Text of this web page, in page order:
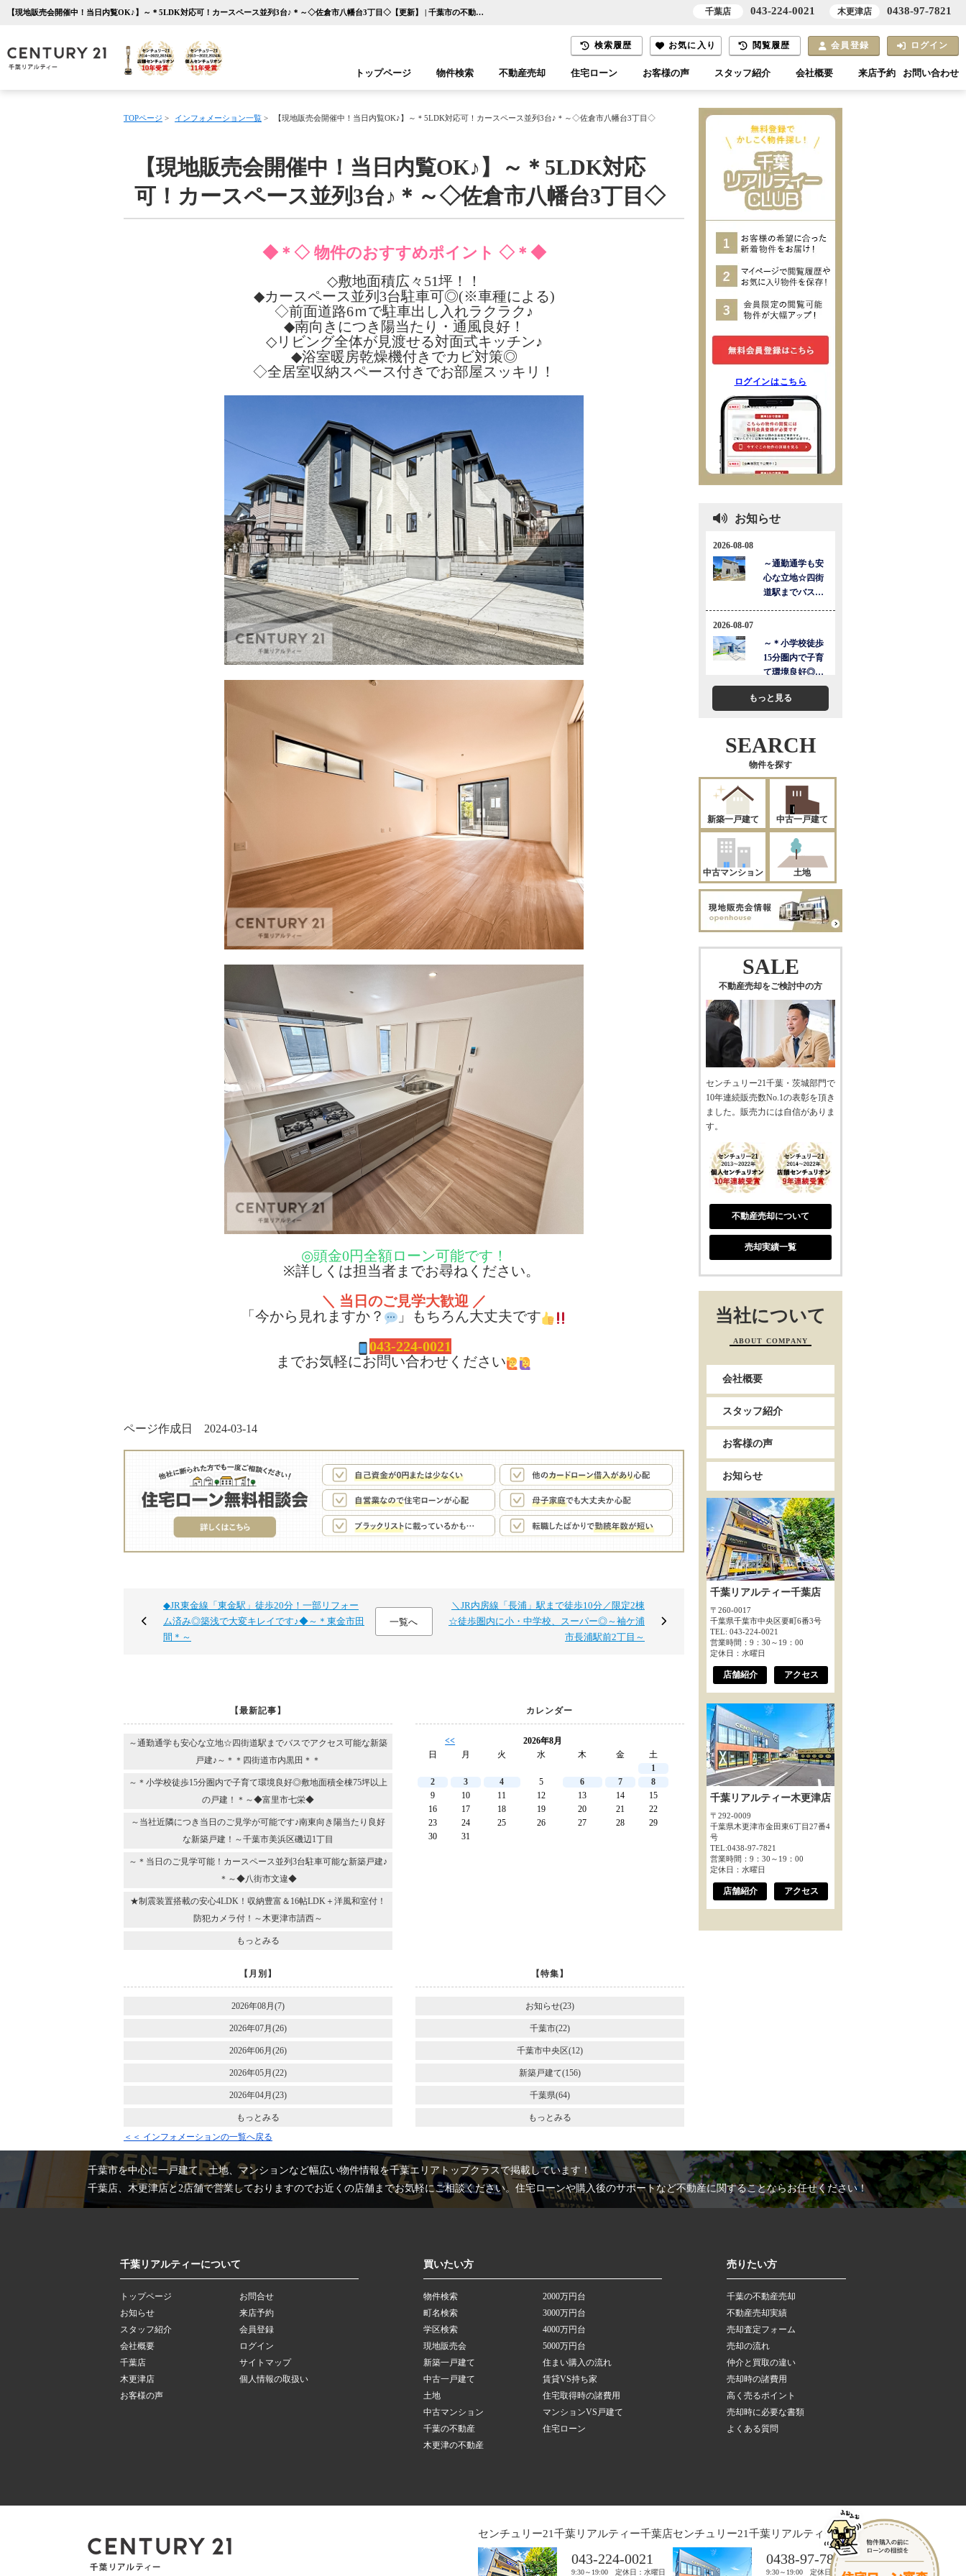
【現地販売会開催中！当日内覧OK♪】～＊5LDK対応可！カースペース並列3台♪＊～◇佐倉市八幡台3丁目◇【更新】 | 千葉市の不動産ならセンチュリー21千葉リアルティー
検索履歴 お気に入り 閲覧履歴 会員登録 ログイン
トップページ 物件検索
千葉エリア 木更津エリア
不動産売却 住宅ローン お客様の声 スタッフ紹介 会社概要 来店予約 お問い合わせ
TOPページ > インフォメーション一覧 > 【現地販売会開催中！当日内覧OK♪】～＊5LDK対応可！カースペース並列3台♪＊～◇佐倉市八幡台3丁目◇
【現地販売会開催中！当日内覧OK♪】～＊5LDK対応
可！カースペース並列3台♪＊～◇佐倉市八幡台3丁目◇
◆＊◇ 物件のおすすめポイント ◇＊◆
◇敷地面積広々51坪！！
◆カースペース並列3台駐車可◎(※車種による)
◇前面道路6ｍで駐車出し入れラクラク♪
◆南向きにつき陽当たり・通風良好！
◇リビング全体が見渡せる対面式キッチン♪
◆浴室暖房乾燥機付きでカビ対策◎
◇全居室収納スペース付きでお部屋スッキリ！
◎頭金0円全額ローン可能です！
※詳しくは担当者までお尋ねください。
＼ 当日のご見学大歓迎 ／
「今から見れますか？
」もちろん大丈夫です
043-224-0021
までお気軽にお問い合わせください
ページ作成日 2024-03-14
◆JR東金線「東金駅」徒歩20分！一部リフォー
ム済み◎築浅で大変キレイです♪◆～＊東金市田
間＊～
一覧へ
＼JR内房線「長浦」駅まで徒歩10分／限定2棟
☆徒歩圏内に小・中学校、スーパー◎～袖ケ浦
市長浦駅前2丁目～
【最新記事】
～通勤通学も安心な立地☆四街道駅までバスでアクセス可能な新築
戸建♪～＊＊四街道市内黒田＊＊
～＊小学校徒歩15分圏内で子育て環境良好◎敷地面積全棟75坪以上
の戸建！＊～◆富里市七栄◆
～当社近隣につき当日のご見学が可能です♪南東向き陽当たり良好
な新築戸建！～千葉市美浜区磯辺1丁目
～＊当日のご見学可能！カースペース並列3台駐車可能な新築戸建♪
＊～◆八街市文違◆
★制震装置搭載の安心4LDK！収納豊富＆16帖LDK＋洋風和室付！
防犯カメラ付！～木更津市請西～
もっとみる
カレンダー
<<
2026年8月
日
月 火 水 木 金
土
1
2
3 4 5 6 7
8
9
10 11 12 13 14
15
16
17 18 19 20 21
22
23
24 25 26 27 28
29
30
31
【月別】
2026年08月(7)
2026年07月(26)
2026年06月(26)
2026年05月(22)
2026年04月(23)
もっとみる
【特集】
お知らせ(23)
千葉市(22)
千葉市中央区(12)
新築戸建て(156)
千葉県(64)
もっとみる
＜＜ インフォメーションの一覧へ戻る
ログインはこちら
お知らせ
もっと見る
SEARCH
物件を探す
新築一戸建て 中古一戸建て
中古マンション 土地
SALE
不動産売却をご検討中の方
センチュリー21千葉・茨城部門で
10年連続販売数No.1の表彰を頂き
ました。販売力には自信がありま
す。
不動産売却について
売却実績一覧
当社について
ABOUT COMPANY
会社概要
スタッフ紹介
お客様の声
お知らせ
千葉リアルティー千葉店
〒260-0017
千葉県千葉市中央区要町6番3号
TEL: 043-224-0021
営業時間：9：30～19：00
定休日：水曜日
店舗紹介 アクセス
千葉リアルティー木更津店
〒292-0009
千葉県木更津市金田東6丁目27番4
号
TEL:0438-97-7821
営業時間：9：30～19：00
定休日：水曜日
店舗紹介 アクセス
千葉市を中心に一戸建て、土地、マンションなど幅広い物件情報を千葉エリアトップクラスで掲載しています！
千葉店、木更津店と2店舗で営業しておりますのでお近くの店舗までお気軽にご相談ください。住宅ローンや購入後のサポートなど不動産に関することならお任せください！
千葉リアルティーについて
トップページ
お知らせ
スタッフ紹介
会社概要
千葉店
木更津店
お客様の声
お問合せ
来店予約
会員登録
ログイン
サイトマップ
個人情報の取扱い
買いたい方
物件検索
町名検索
学区検索
現地販売会
新築一戸建て
中古一戸建て
土地
中古マンション
千葉の不動産
木更津の不動産
2000万円台
3000万円台
4000万円台
5000万円台
住まい購入の流れ
賃貸VS持ち家
住宅取得時の諸費用
マンションVS戸建て
住宅ローン
売りたい方
千葉の不動産売却
不動産売却実績
売却査定フォーム
売却の流れ
仲介と買取の違い
売却時の諸費用
高く売るポイント
売却時に必要な書類
よくある質問
センチュリー21千葉リアルティー千葉店
043-224-0021
9:30～19:00 定休日：水曜日
センチュリー21千葉リアルティー木更津店
0438-97-7821
9:30～19:00 定休日：水曜日
千葉店 043-224-0021 木更津店 0438-97-7821